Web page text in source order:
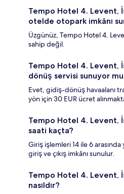
Tempo Hotel 4. Levent,
otelde otopark imkânı
Üzgünüz, Tempo Hotel 4.
sahip değil.
Tempo Hotel 4. Levent,
dönüş servisi sunuyor
Evet, gidiş-dönüş havaalanı
yön için 30 EUR ücret
Tempo Hotel 4. Levent,
saati kaçta?
Giriş işlemleri 14 ile 6 arasında
giriş ve çıkış imkânı sunulur.
Tempo Hotel 4. Levent,
nasıldır?